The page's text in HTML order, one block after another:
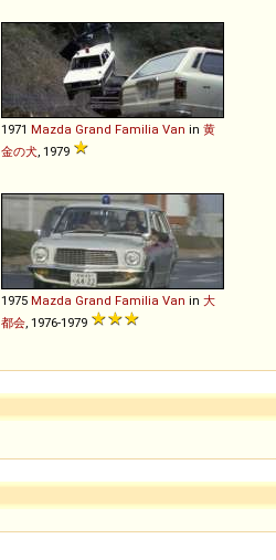
1971 Mazda Grand Familia Van in 黄
金の犬 , 1979
1975 Mazda Grand Familia Van in 大
都会 , 1976-1979